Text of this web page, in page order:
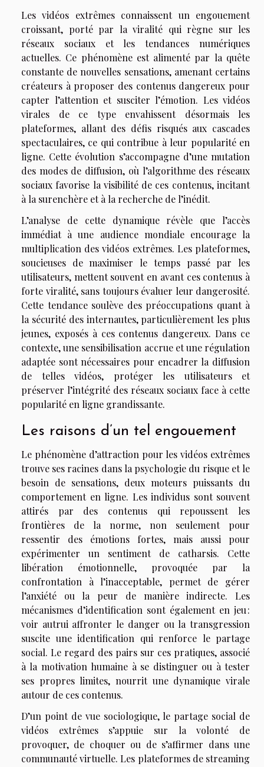
Les vidéos extrêmes connaissent un engouement
croissant, porté par la viralité qui règne sur les
réseaux sociaux et les tendances numériques
actuelles. Ce phénomène est alimenté par la quête
constante de nouvelles sensations, amenant certains
créateurs à proposer des contenus dangereux pour
capter l’attention et susciter l’émotion. Les vidéos
virales de ce type envahissent désormais les
plateformes, allant des défis risqués aux cascades
spectaculaires, ce qui contribue à leur popularité en
ligne. Cette évolution s’accompagne d’une mutation
des modes de diffusion, où l’algorithme des réseaux
sociaux favorise la visibilité de ces contenus, incitant
à la surenchère et à la recherche de l’inédit.
L’analyse de cette dynamique révèle que l’accès
immédiat à une audience mondiale encourage la
multiplication des vidéos extrêmes. Les plateformes,
soucieuses de maximiser le temps passé par les
utilisateurs, mettent souvent en avant ces contenus à
forte viralité, sans toujours évaluer leur dangerosité.
Cette tendance soulève des préoccupations quant à
la sécurité des internautes, particulièrement les plus
jeunes, exposés à ces contenus dangereux. Dans ce
contexte, une sensibilisation accrue et une régulation
adaptée sont nécessaires pour encadrer la diffusion
de telles vidéos, protéger les utilisateurs et
préserver l’intégrité des réseaux sociaux face à cette
popularité en ligne grandissante.
Les raisons d’un tel engouement
Le phénomène d’attraction pour les vidéos extrêmes
trouve ses racines dans la psychologie du risque et le
besoin de sensations, deux moteurs puissants du
comportement en ligne. Les individus sont souvent
attirés par des contenus qui repoussent les
frontières de la norme, non seulement pour
ressentir des émotions fortes, mais aussi pour
expérimenter un sentiment de catharsis. Cette
libération émotionnelle, provoquée par la
confrontation à l’inacceptable, permet de gérer
l’anxiété ou la peur de manière indirecte. Les
mécanismes d’identification sont également en jeu :
voir autrui affronter le danger ou la transgression
suscite une identification qui renforce le partage
social. Le regard des pairs sur ces pratiques, associé
à la motivation humaine à se distinguer ou à tester
ses propres limites, nourrit une dynamique virale
autour de ces contenus.
D’un point de vue sociologique, le partage social de
vidéos extrêmes s’appuie sur la volonté de
provoquer, de choquer ou de s’affirmer dans une
communauté virtuelle. Les plateformes de streaming